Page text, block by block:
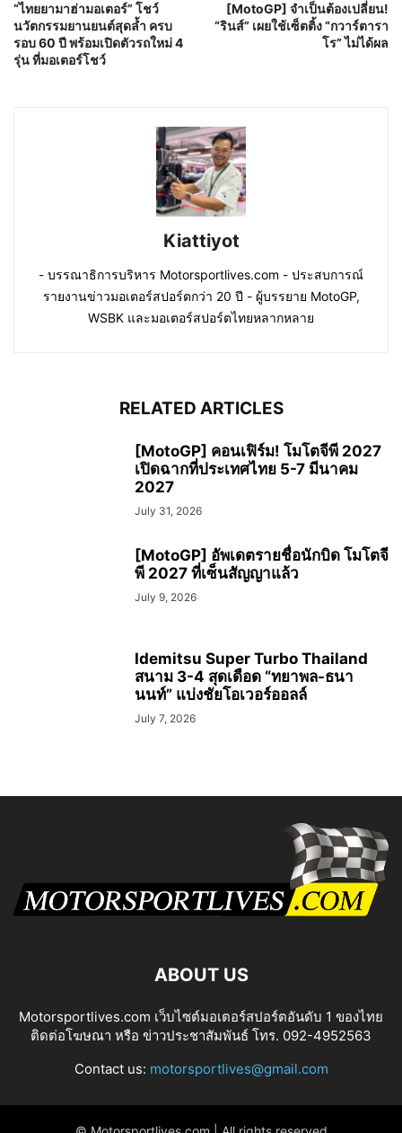
“ไทยยามาฮ่ามอเตอร์” โชว์
นวัตกรรมยานยนต์สุดล้ำ ครบ
รอบ 60 ปี พร้อมเปิดตัวรถใหม่ 4
รุ่น ที่มอเตอร์โชว์
[MotoGP] จำเป็นต้องเปลี่ยน!
“รินส์” เผยใช้เซ็ตติ้ง “กวาร์ตารา
โร” ไม่ได้ผล
Kiattiyot
- บรรณาธิการบริหาร Motorsportlives.com - ประสบการณ์
รายงานข่าวมอเตอร์สปอร์ตกว่า 20 ปี - ผู้บรรยาย MotoGP,
WSBK และมอเตอร์สปอร์ตไทยหลากหลาย
RELATED ARTICLES
[MotoGP] คอนเฟิร์ม! โมโตจีพี 2027
เปิดฉากที่ประเทศไทย 5-7 มีนาคม
2027
July 31, 2026
[MotoGP] อัพเดตรายชื่อนักบิด โมโตจี
พี 2027 ที่เซ็นสัญญาแล้ว
July 9, 2026
Idemitsu Super Turbo Thailand
สนาม 3-4 สุดเดือด “ทยาพล-ธนา
นนท์” แบ่งชัยโอเวอร์ออลล์
July 7, 2026
ABOUT US
Motorsportlives.com เว็บไซต์มอเตอร์สปอร์ตอันดับ 1 ของไทย
ติดต่อโฆษณา หรือ ข่าวประชาสัมพันธ์ โทร. 092-4952563
Contact us: motorsportlives@gmail.com